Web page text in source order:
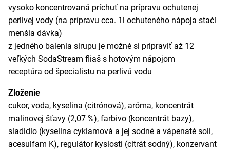
vysoko koncentrovaná príchuť na prípravu ochutenej
perlivej vody (na prípravu cca. 1l ochuteného nápoja stačí
menšia dávka)
z jedného balenia sirupu je možné si pripraviť až 12
veľkých SodaStream fliaš s hotovým nápojom
receptúra od špecialistu na perlivú vodu
Zloženie
cukor, voda, kyselina (citrónová), aróma, koncentrát
malinovej šťavy (2,07 %), farbivo (koncentrát bazy),
sladidlo (kyselina cyklamová a jej sodné a vápenaté soli,
acesulfam K), regulátor kyslosti (citrát sodný), konzervant